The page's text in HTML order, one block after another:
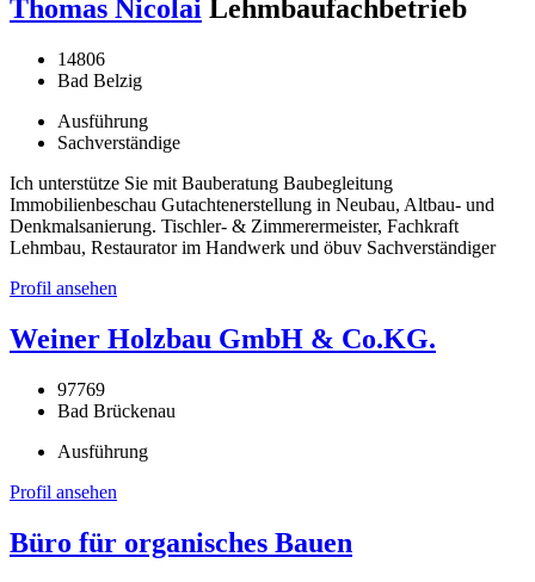
Thomas Nicolai Lehmbaufachbetrieb
14806
Bad Belzig
Ausführung
Sachverständige
Ich unterstütze Sie mit Bauberatung Baubegleitung
Immobilienbeschau Gutachtenerstellung in Neubau, Altbau- und
Denkmalsanierung. Tischler- & Zimmerermeister, Fachkraft
Lehmbau, Restaurator im Handwerk und öbuv Sachverständiger
Profil ansehen
Weiner Holzbau GmbH & Co.KG.
97769
Bad Brückenau
Ausführung
Profil ansehen
Büro für organisches Bauen